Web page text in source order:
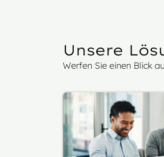
Unsere
Werfen Sie einen Blick